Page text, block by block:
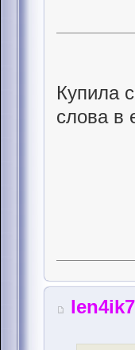
Купила
слова в